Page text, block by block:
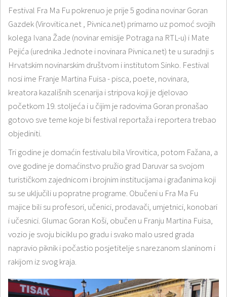
Festival Fra Ma Fu pokrenuo je prije 5 godina novinar Goran
Gazdek (Virovitica.net , Pivnica.net) primarno uz pomoć svojih
kolega Ivana Žade (novinar emisije Potraga na RTL-u) i Mate
Pejića (urednika Jednote i novinara Pivnica.net) te u suradnji s
Hrvatskim novinarskim društvom i institutom Sinko. Festival
nosi ime Franje Martina Fuisa - pisca, poete, novinara,
kreatora kazališnih scenarija i stripova koji je djelovao
početkom 19. stoljeća i u čijim je radovima Goran pronašao
gotovo sve teme koje bi festival reportaža i reportera trebao
objediniti.
Tri godine je domaćin festivalu bila Virovitica, potom Fažana, a
ove godine je domaćinstvo pružio grad Daruvar sa svojom
turističkom zajednicom i brojnim institucijama i građanima koji
su se uključili u popratne programe. Obučeni u Fra Ma Fu
majice bili su profesori, učenici, prodavači, umjetnici, konobari
i učesnici. Glumac Goran Koši, obučen u Franju Martina Fuisa,
vozio je svoju biciklu po gradu i svako malo usred grada
napravio piknik i počastio posjetitelje s narezanom slaninom i
rakijom iz svog kraja.